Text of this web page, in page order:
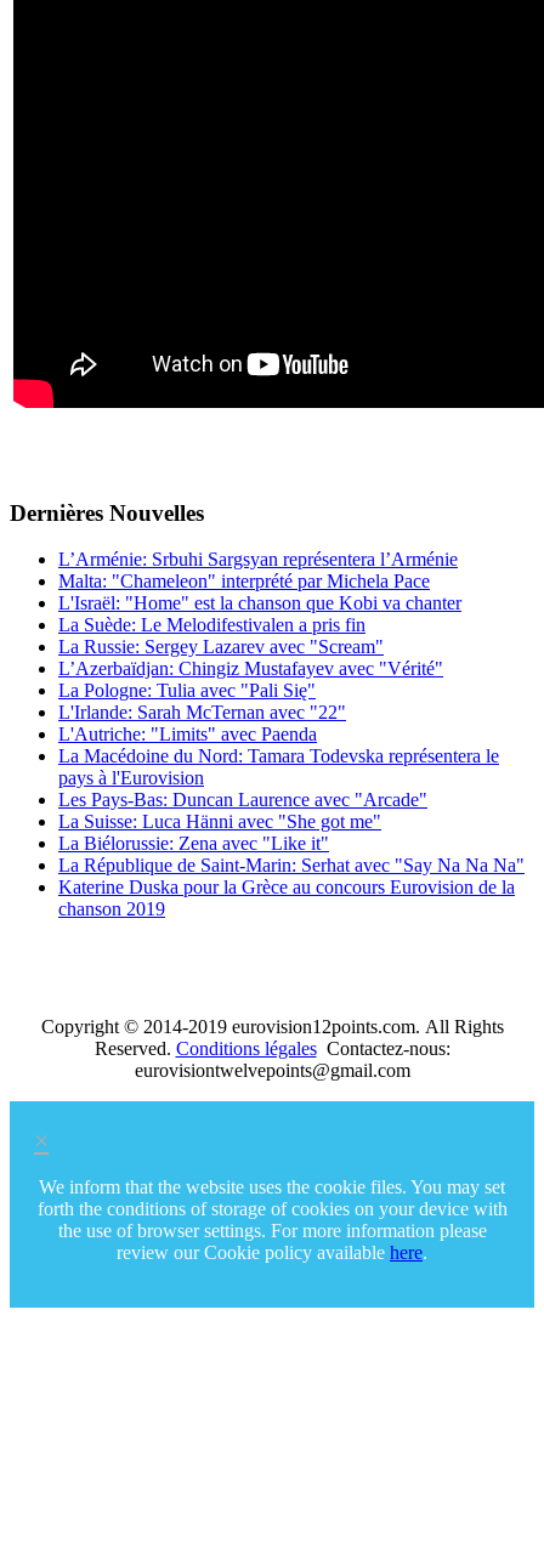
Dernières Νouvelles
L’Arménie: Srbuhi Sargsyan représentera l’Arménie
Malta: "Chameleon" interprété par Michela Pace
L'Israël: "Home" est la chanson que Kobi va chanter
La Suède: Le Melodifestivalen a pris fin
La Russie: Sergey Lazarev avec "Scream"
L’Azerbaïdjan: Chingiz Mustafayev avec "Vérité"
La Pologne: Tulia avec "Pali Się"
L'Irlande: Sarah McTernan avec "22"
L'Autriche: "Limits" avec Paenda
La Macédoine du Nord: Tamara Todevska représentera le
pays à l'Eurovision
Les Pays-Bas: Duncan Laurence avec "Arcade"
La Suisse: Luca Hänni avec "She got me"
La Biélorussie: Zena avec "Like it"
La République de Saint-Marin: Serhat avec "Say Na Na Na"
Katerine Duska pour la Grèce au concours Eurovision de la
chanson 2019
Copyright © 2014-2019 eurovision12points.com. All Rights
Reserved. Conditions légalesContactez-nous:
eurovisiontwelvepoints@gmail.com
×
We inform that the website uses the cookie files. You may set
forth the conditions of storage of cookies on your device with
the use of browser settings. For more information please
review our Cookie policy available here.